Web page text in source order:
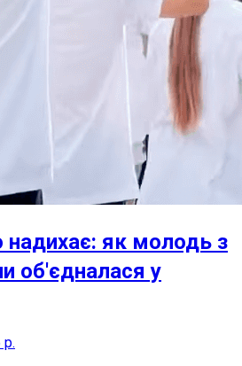
надихає: як молодь з
об'єдналася у